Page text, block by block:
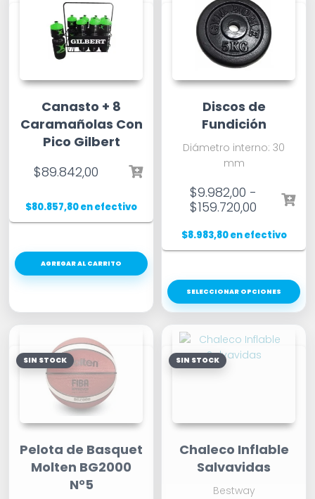
SIN STOCK
Pelota de Basquet
Molten BG2000
N°5
Canasto + 8
Caramañolas Con
Pico Gilbert
$89.842,00
$80.857,80en efectivo
AGREGAR AL CARRITO
Discos de
Fundición
Diámetro interno: 30
mm
$9.982,00 -
$159.720,00
$8.983,80en efectivo
SELECCIONAR OPCIONES
SIN STOCK
Chaleco Inflable
Salvavidas
Bestway